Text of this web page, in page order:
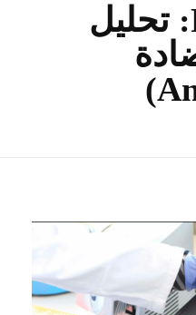
Posts tagged: تحليل